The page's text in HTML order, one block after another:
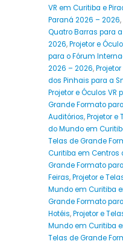
VR em Curitiba e
Paraná 2026 – 2026,
Quatro Barras para
2026,Projetor e
para o Fórum
2026 – 2026,
dos Pinhais para a
Projetor e Óculos VR
Grande Formato
Auditórios,Projetor e
do Mundo em
Telas de Grande
Curitiba em Centros
Grande Formato
Feiras,Projetor e
Mundo em Curitiba
Grande Formato
Hotéis,Projetor e
Mundo em Curitiba
Telas de Grande